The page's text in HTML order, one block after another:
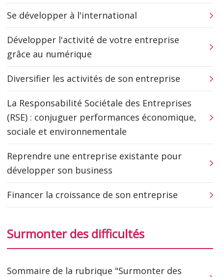
Se développer à l'international
Développer l'activité de votre entreprise
grâce au numérique
Diversifier les activités de son entreprise
La Responsabilité Sociétale des Entreprises
(RSE) : conjuguer performances économique,
sociale et environnementale
Reprendre une entreprise existante pour
développer son business
Financer la croissance de son entreprise
Surmonter des difficultés
Sommaire de la rubrique "Surmonter des